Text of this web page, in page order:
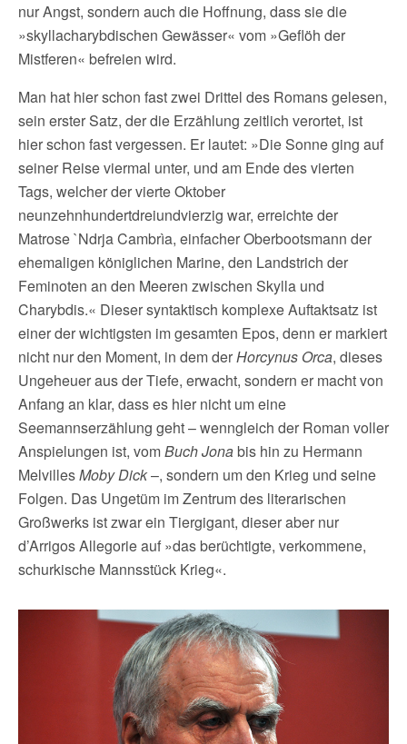
nur Angst, sondern auch die Hoffnung, dass sie die
»skyllacharybdischen Gewässer« vom »Geflöh der
Mistferen« befreien wird.
Man hat hier schon fast zwei Drittel des Romans gelesen,
sein erster Satz, der die Erzählung zeitlich verortet, ist
hier schon fast vergessen. Er lautet: »Die Sonne ging auf
seiner Reise viermal unter, und am Ende des vierten
Tags, welcher der vierte Oktober
neunzehnhundertdreiundvierzig war, erreichte der
Matrose `Ndrja Cambrìa, einfacher Oberbootsmann der
ehemaligen königlichen Marine, den Landstrich der
Feminoten an den Meeren zwischen Skylla und
Charybdis.« Dieser syntaktisch komplexe Auftaktsatz ist
einer der wichtigsten im gesamten Epos, denn er markiert
nicht nur den Moment, in dem derHorcynus Orca, dieses
Ungeheuer aus der Tiefe, erwacht, sondern er macht von
Anfang an klar, dass es hier nicht um eine
Seemannserzählung geht – wenngleich der Roman voller
Anspielungen ist, vomBuch Jonabis hin zu Hermann
MelvillesMoby Dick–, sondern um den Krieg und seine
Folgen. Das Ungetüm im Zentrum des literarischen
Großwerks ist zwar ein Tiergigant, dieser aber nur
d’Arrigos Allegorie auf »das berüchtigte, verkommene,
schurkische Mannsstück Krieg«.